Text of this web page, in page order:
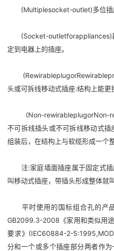
(Multiplesocket-outlet)多位插
(Socket-outletforappliances)
定到电器上的插座。
头或可拆线移动式插座:结构上能更
(Non-rewirableplugorNon-
不可拆线插头或不可拆线移动式
组装后，在结构上与软缆形成一个
注:家庭墙面插座属于固定式插
叫移动式插座，带插头形成整体就
平时使用的国标组合孔的产
GB2099.3-2008《家用和类似用
要求》(IEC60884-2-
分和一个或多个插座部分两者作